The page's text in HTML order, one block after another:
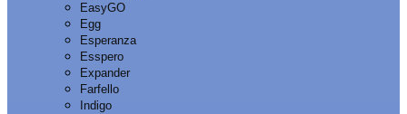
EasyGO
Egg
Esperanza
Esspero
Expander
Farfello
Indigo